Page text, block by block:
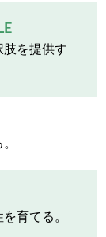
肢を提供す
育てる。